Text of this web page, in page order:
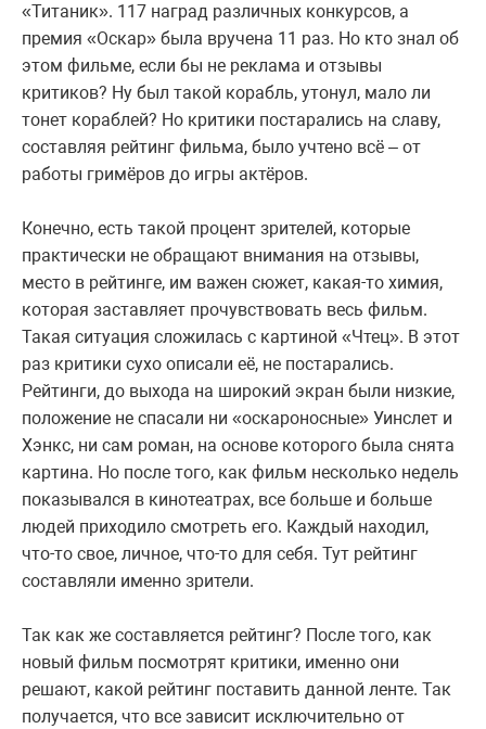
«Титаник». 117 наград различных конкурсов, а
премия «Оскар» была вручена 11 раз. Но кто знал об
этом фильме, если бы не реклама и отзывы
критиков? Ну был такой корабль, утонул, мало ли
тонет кораблей? Но критики постарались на славу,
составляя рейтинг фильма, было учтено всё – от
работы гримёров до игры актёров.
Конечно, есть такой процент зрителей, которые
практически не обращают внимания на отзывы,
место в рейтинге, им важен сюжет, какая-то химия,
которая заставляет прочувствовать весь фильм.
Такая ситуация сложилась с картиной «Чтец». В этот
раз критики сухо описали её, не постарались.
Рейтинги, до выхода на широкий экран были низкие,
положение не спасали ни «оскароносные» Уинслет и
Хэнкс, ни сам роман, на основе которого была снята
картина. Но после того, как фильм несколько недель
показывался в кинотеатрах, все больше и больше
людей приходило смотреть его. Каждый находил,
что-то свое, личное, что-то для себя. Тут рейтинг
составляли именно зрители.
Так как же составляется рейтинг? После того, как
новый фильм посмотрят критики, именно они
решают, какой рейтинг поставить данной ленте. Так
получается, что все зависит исключительно от